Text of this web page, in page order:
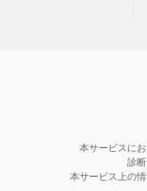
本サービスに
診
本サービス上の